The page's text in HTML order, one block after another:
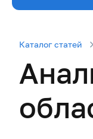
Каталог статей